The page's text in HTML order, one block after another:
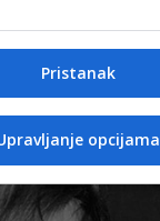
Pristanak
opcijama